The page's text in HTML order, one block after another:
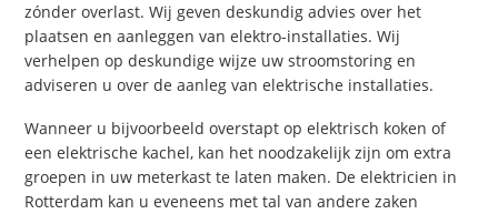
zónder overlast. Wij geven deskundig advies over het
plaatsen en aanleggen van elektro-installaties. Wij
verhelpen op deskundige wijze uw stroomstoring en
adviseren u over de aanleg van elektrische installaties.
Wanneer u bijvoorbeeld overstapt op elektrisch koken of
een elektrische kachel, kan het noodzakelijk zijn om extra
groepen in uw meterkast te laten maken. De elektricien in
Rotterdam kan u eveneens met tal van andere zaken